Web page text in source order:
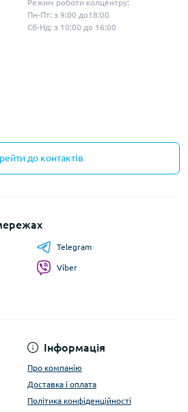
Режим роботи колцентру:
Пн-Пт: з 9:00 до18:00
Сб-Нд: з 10:00 до 16:00
до контактів
Інформація
Про компанію
Доставка і оплата
Політика конфіденційності
Telegram
Viber